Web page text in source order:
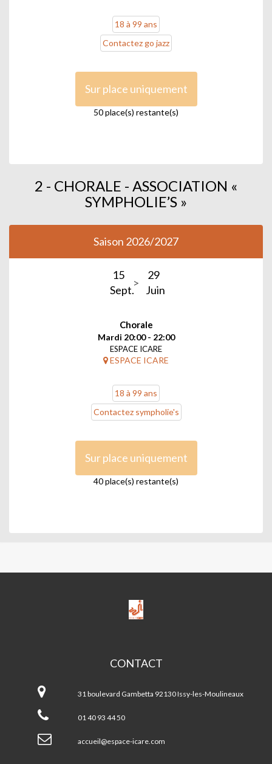
18 à 99 ans
Contactez go jazz
Sur place uniquement
50 place(s) restante(s)
2 - CHORALE - ASSOCIATION «
SYMPHOLIE’S »
Saison 2026/2027
15
Sept.
29
Juin
Chorale
Mardi 20:00 - 22:00
ESPACE ICARE
ESPACE ICARE
18 à 99 ans
Contactez sympholie's
Sur place uniquement
40 place(s) restante(s)
ESPACE
ICARE-
CONTACT
ICARE-
M.J.C.
31 boulevard Gambetta 92130 Issy-les-Moulineaux
01 40 93 44 50
accueil@espace-icare.com